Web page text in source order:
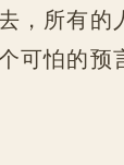
，所有的
可怕的预